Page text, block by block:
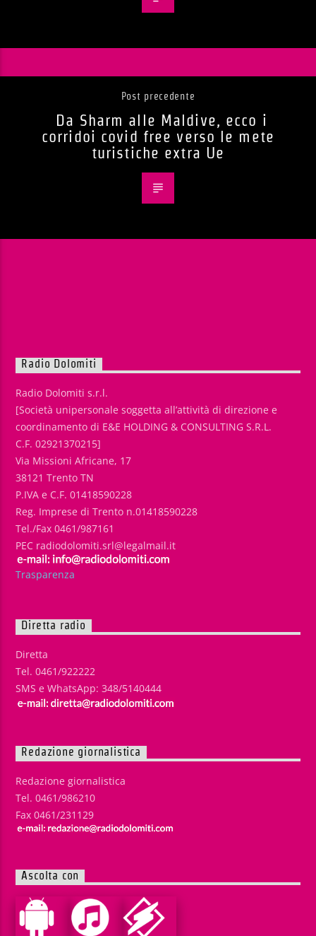
Post precedente
Da Sharm alle Maldive, ecco i
corridoi covid free verso le mete
turistiche extra Ue
Radio Dolomiti
Radio Dolomiti s.r.l.
[Società unipersonale soggetta all’attività di direzione e
coordinamento di E&E HOLDING & CONSULTING S.R.L.
C.F. 02921370215]
Via Missioni Africane, 17
38121 Trento TN
P.IVA e C.F. 01418590228
Reg. Imprese di Trento n.01418590228
Tel./Fax 0461/987161
PEC radiodolomiti.srl@legalmail.it
Trasparenza
Diretta radio
Diretta
Tel. 0461/922222
SMS e WhatsApp: 348/5140444
Redazione giornalistica
Redazione giornalistica
Tel. 0461/986210
Fax 0461/231129
Ascolta con